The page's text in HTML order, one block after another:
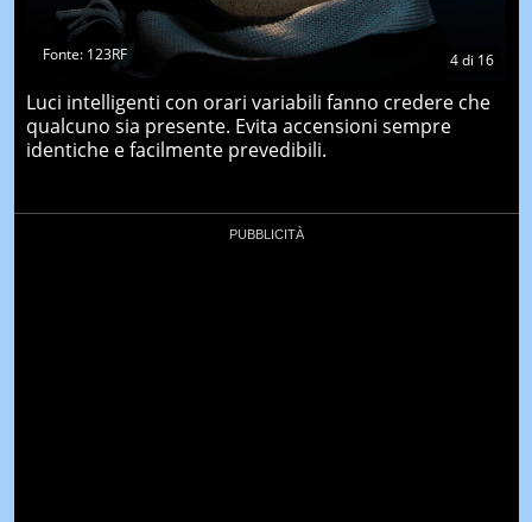
4di 16
Fonte: 123RF
Luci intelligenti con orari variabili fanno credere che
qualcuno sia presente. Evita accensioni sempre
identiche e facilmente prevedibili.